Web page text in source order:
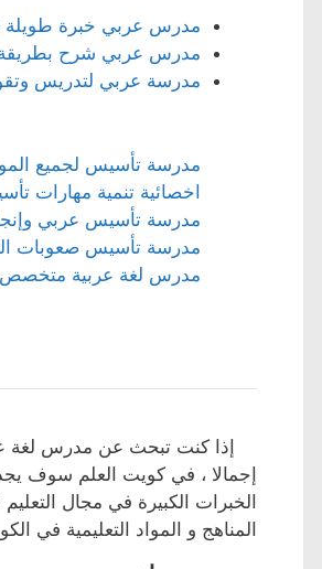
مدرس عربي خبرة طويلة
مدرس عربي شرح
مدرسة عربي لتدريس
مدرسة تأسيس لجميع
اخصائية تنمية مهارات
مدرسة تأسيس عربي
مدرسة تأسيس صعوبات
مدرس لغة عربية متخصص
إذا كنت تبحث عن مدرس لغة
إجمالا ، في كويت العلم سوف
الخبرات الكبيرة في مجال
المناهج و المواد التعليمية في